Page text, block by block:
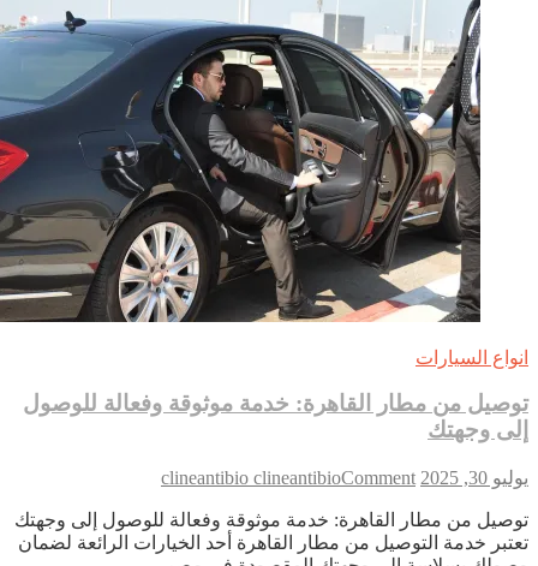
السيارات
من مطار القاهرة: خدمة موثوقة وفعالة للوصول
وجهتك
30, 2025
clineantibio clineantibioComment
on
من
مطار
من مطار القاهرة: خدمة موثوقة وفعالة للوصول إلى وجهتك
خدمة التوصيل من مطار القاهرة أحد الخيارات الرائعة لضمان